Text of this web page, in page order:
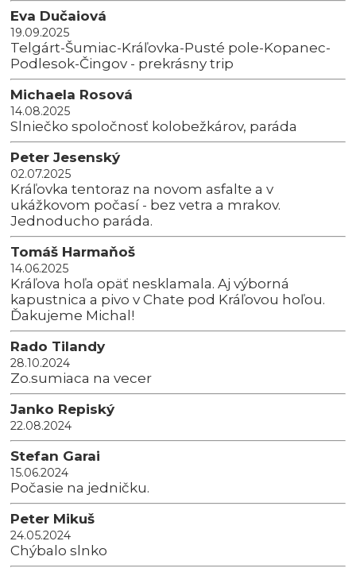
Eva Dučaiová
19.09.2025
Telgárt-Šumiac-Kráľovka-Pusté pole-Kopanec-
Podlesok-Čingov - prekrásny trip
Michaela Rosová
14.08.2025
Slniečko spoločnosť kolobežkárov, paráda
Peter Jesenský
02.07.2025
Kráľovka tentoraz na novom asfalte a v
ukážkovom počasí - bez vetra a mrakov.
Jednoducho paráda.
Tomáš Harmaňoš
14.06.2025
Kráľova hoľa opäť nesklamala. Aj výborná
kapustnica a pivo v Chate pod Kráľovou hoľou.
Ďakujeme Michal!
Rado Tilandy
28.10.2024
Zo.sumiaca na vecer
Janko Repiský
22.08.2024
Stefan Garai
15.06.2024
Počasie na jedničku.
Peter Mikuš
24.05.2024
Chýbalo slnko